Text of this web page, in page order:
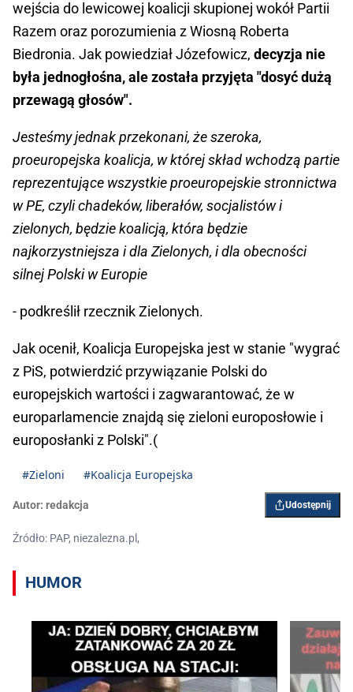
wejścia do lewicowej koalicji skupionej wokół Partii
Razem oraz porozumienia z Wiosną Roberta
Biedronia. Jak powiedział Józefowicz, decyzja nie
była jednogłośna, ale została przyjęta "dosyć dużą
przewagą głosów".
Jesteśmy jednak przekonani, że szeroka,
proeuropejska koalicja, w której skład wchodzą partie
reprezentujące wszystkie proeuropejskie stronnictwa
w PE, czyli chadeków, liberałów, socjalistów i
zielonych, będzie koalicją, która będzie
najkorzystniejsza i dla Zielonych, i dla obecności
silnej Polski w Europie
- podkreślił rzecznik Zielonych.
Jak ocenił, Koalicja Europejska jest w stanie "wygrać
z PiS, potwierdzić przywiązanie Polski do
europejskich wartości i zagwarantować, że w
europarlamencie znajdą się zieloni europosłowie i
europosłanki z Polski".(
#Zieloni #Koalicja Europejska
Autor: redakcja Udostępnij
Źródło: PAP, niezalezna.pl,
HUMOR